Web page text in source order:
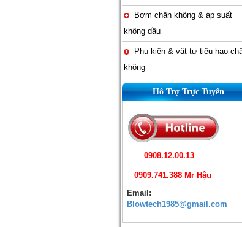
Bơm chân không & áp suất
không dầu
Phụ kiện & vật tư tiêu hao
không
Hỗ Trợ Trực Tuyến
0908.12.00.13
0909.741.388 Mr Hậu
Email:
Blowtech1985@gmail.com